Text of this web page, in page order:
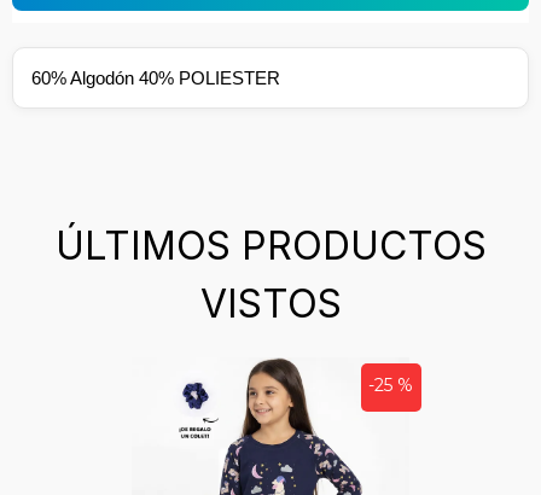
60% Algodón 40% POLIESTER
ÚLTIMOS PRODUCTOS
VISTOS
-25 %